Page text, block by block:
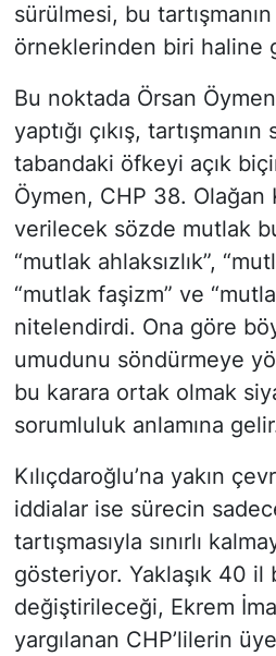
sürülmesi, bu
örneklerinden biri haline
Bu noktada Örsan
yaptığı çıkış,
tabandaki öfkeyi açık
Öymen, CHP 38. Olağan
verilecek sözde mutlak
“mutlak ahlaksızlık”,
“mutlak faşizm” ve
nitelendirdi. Ona göre
umudunu söndürmeye
bu karara ortak olmak
sorumluluk anlamına
Kılıçdaroğlu’na yakın
iddialar ise sürecin
tartışmasıyla sınırlı
gösteriyor. Yaklaşık 40 il
değiştirileceği, Ekrem
yargılanan CHP’lilerin